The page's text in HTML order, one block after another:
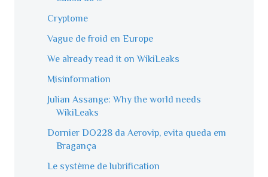
Cryptome
Vague de froid en Europe
We already read it on WikiLeaks
Misinformation
Julian Assange: Why the world needs
WikiLeaks
Dornier DO228 da Aerovip, evita queda em
Bragança
Le système de lubrification